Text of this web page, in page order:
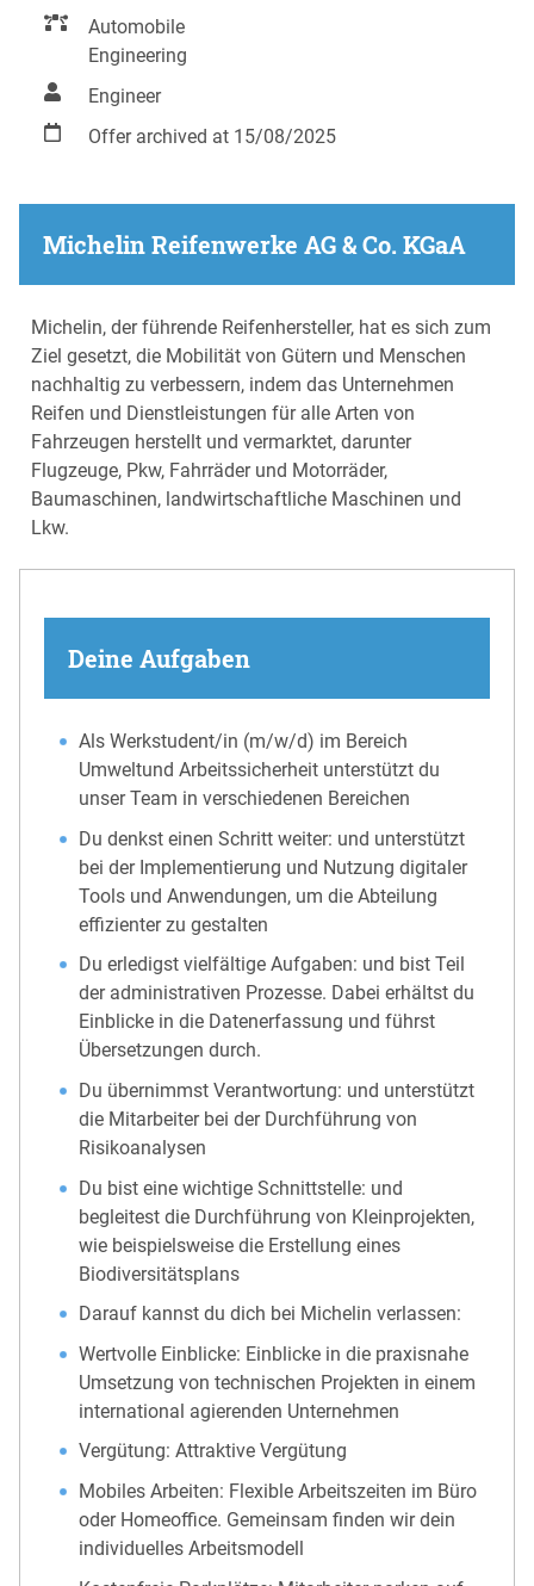
Automobile
Engineering
Engineer
Offer archived at 15/08/2025
Michelin Reifenwerke AG & Co. KGaA
Michelin, der führende Reifenhersteller, hat es sich zum
Ziel gesetzt, die Mobilität von Gütern und Menschen
nachhaltig zu verbessern, indem das Unternehmen
Reifen und Dienstleistungen für alle Arten von
Fahrzeugen herstellt und vermarktet, darunter
Flugzeuge, Pkw, Fahrräder und Motorräder,
Baumaschinen, landwirtschaftliche Maschinen und
Lkw.
Deine Aufgaben
Als Werkstudent/in (m/w/d) im Bereich
Umweltund Arbeitssicherheit unterstützt du
unser Team in verschiedenen Bereichen
Du denkst einen Schritt weiter: und unterstützt
bei der Implementierung und Nutzung digitaler
Tools und Anwendungen, um die Abteilung
effizienter zu gestalten
Du erledigst vielfältige Aufgaben: und bist Teil
der administrativen Prozesse. Dabei erhältst du
Einblicke in die Datenerfassung und führst
Übersetzungen durch.
Du übernimmst Verantwortung: und unterstützt
die Mitarbeiter bei der Durchführung von
Risikoanalysen
Du bist eine wichtige Schnittstelle: und
begleitest die Durchführung von Kleinprojekten,
wie beispielsweise die Erstellung eines
Biodiversitätsplans
Darauf kannst du dich bei Michelin verlassen:
Wertvolle Einblicke: Einblicke in die praxisnahe
Umsetzung von technischen Projekten in einem
international agierenden Unternehmen
Vergütung: Attraktive Vergütung
Mobiles Arbeiten: Flexible Arbeitszeiten im Büro
oder Homeoffice. Gemeinsam finden wir dein
individuelles Arbeitsmodell